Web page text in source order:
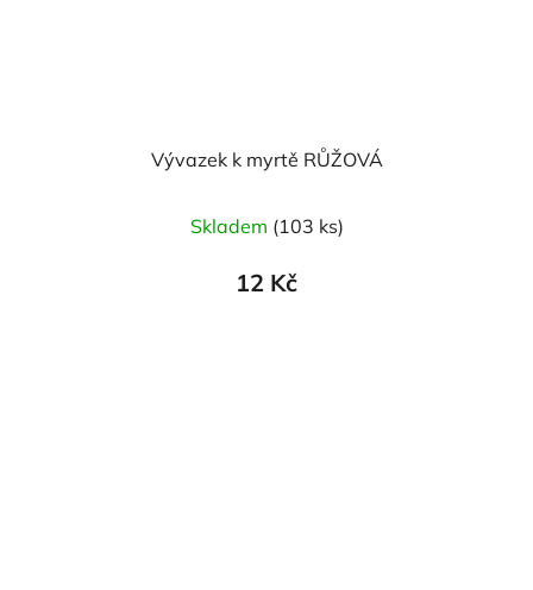
Vývazek k myrtě RŮŽOVÁ
Skladem (103 ks)
12 Kč